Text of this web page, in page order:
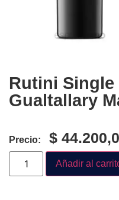
Rutini Single
Gualtallary
Precio: $
Añadir al